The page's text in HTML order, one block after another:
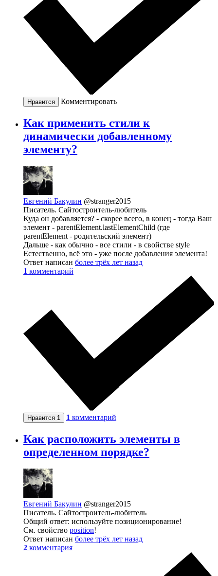
Нравится Комментировать
Как применить стили к
динамически добавленному
элементу?
Евгений Бакулин @stranger2015
Писатель. Сайтостроитель-любитель
Куда он добавляется? - скорее всего, в конец - тогда Ваш
элемент - parentElement.lastElementChild (где
parentElement - родительский элемент)
Дальше - как обычно - все стили - в свойстве style
Естественно, всё это - уже после добавления элемента!
Ответ написан более трёх лет назад
1 комментарий
Нравится 1 1 комментарий
Как расположить элементы в
определенном порядке?
Евгений Бакулин @stranger2015
Писатель. Сайтостроитель-любитель
Общий ответ: используйте позиционирование!
См. свойство position!
Ответ написан более трёх лет назад
2 комментария